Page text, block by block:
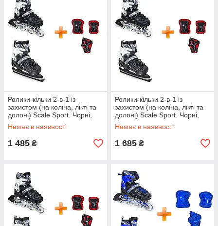
Ролики-кільки 2-в-1 із
захистом (на коліна, лікті та
долоні) Scale Sport. Чорні,
розмір 38-41
Немає в наявності
1 485 ₴
Ролики-кільки 2-в-1 із
захистом (на коліна, лікті та
долоні) Scale Sport. Чорні,
розмір 34-38
Немає в наявності
1 685 ₴